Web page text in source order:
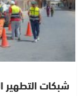
شبكات التطهير